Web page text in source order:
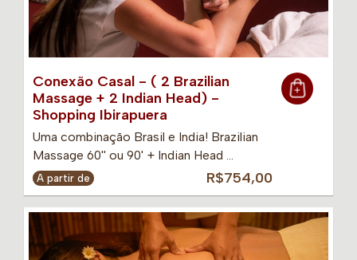
Conexão Casal - ( 2 Brazilian
Massage + 2 Indian Head) -
Shopping Ibirapuera
Uma combinação Brasil e India! Brazilian
Massage 60'' ou 90' + Indian Head …
A partir de R$754,00